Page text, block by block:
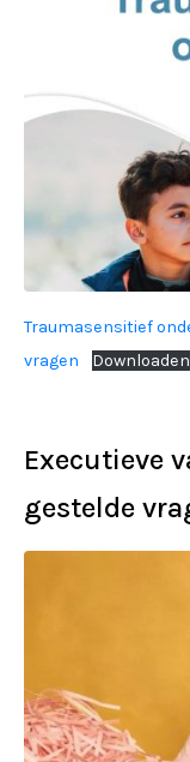
Traumasensitief
vragen
Downloaden
Executieve
gestelde